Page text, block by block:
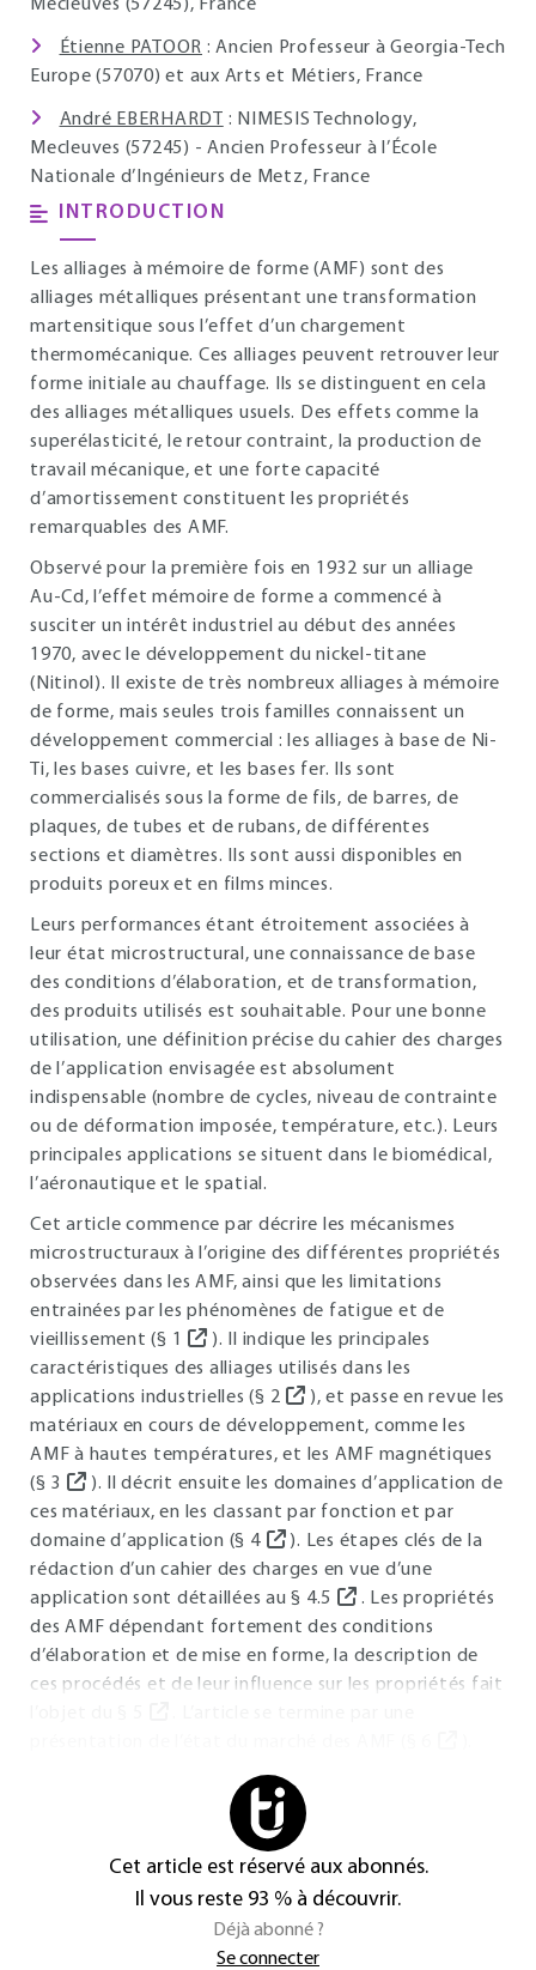
Mecleuves (57245), France
Étienne PATOOR : Ancien Professeur à Georgia-Tech
Europe (57070) et aux Arts et Métiers, France
André EBERHARDT
: NIMESIS Technology,
Mecleuves (57245) - Ancien Professeur à l’École
Nationale d’Ingénieurs de Metz, France
INTRODUCTION
Les alliages à mémoire de forme (AMF) sont des
alliages métalliques présentant une transformation
martensitique sous l’effet d’un chargement
thermomécanique. Ces alliages peuvent retrouver leur
forme initiale au chauffage. Ils se distinguent en cela
des alliages métalliques usuels. Des effets comme la
superélasticité, le retour contraint, la production de
travail mécanique, et une forte capacité
d’amortissement constituent les propriétés
remarquables des AMF.
Observé pour la première fois en 1932 sur un alliage
Au-Cd, l’effet mémoire de forme a commencé à
susciter un intérêt industriel au début des années
1970, avec le développement du nickel-titane
(Nitinol). Il existe de très nombreux alliages à mémoire
de forme, mais seules trois familles connaissent un
développement commercial : les alliages à base de Ni-
Ti, les bases cuivre, et les bases fer. Ils sont
commercialisés sous la forme de fils, de barres, de
plaques, de tubes et de rubans, de différentes
sections et diamètres. Ils sont aussi disponibles en
produits poreux et en films minces.
Leurs performances étant étroitement associées à
leur état microstructural, une connaissance de base
des conditions d’élaboration, et de transformation,
des produits utilisés est souhaitable. Pour une bonne
utilisation, une définition précise du cahier des charges
de l’application envisagée est absolument
indispensable (nombre de cycles, niveau de contrainte
ou de déformation imposée, température, etc.). Leurs
principales applications se situent dans le biomédical,
l’aéronautique et le spatial.
Cet article commence par décrire les mécanismes
microstructuraux à l’origine des différentes propriétés
observées dans les AMF, ainsi que les limitations
entrainées par les phénomènes de fatigue et de
vieillissement (§ 1
). Il indique les principales
caractéristiques des alliages utilisés dans les
applications industrielles (§ 2
), et passe en revue les
matériaux en cours de développement, comme les
AMF à hautes températures, et les AMF magnétiques
(§ 3
). Il décrit ensuite les domaines d’application de
ces matériaux, en les classant par fonction et par
domaine d’application (§ 4
). Les étapes clés de la
rédaction d’un cahier des charges en vue d’une
application sont détaillées au § 4.5
. Les propriétés
des AMF dépendant fortement des conditions
d’élaboration et de mise en forme, la description de
ces procédés et de leur influence sur les propriétés fait
Cet article est réservé aux abonnés.
Il vous reste 93 % à découvrir.
Déjà abonné ?
Se connecter